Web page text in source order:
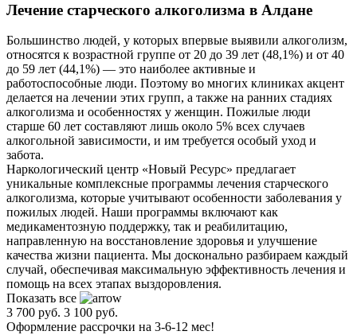
Лечение старческого алкоголизма в Алдане
Большинство людей, у которых впервые выявили алкоголизм,
относятся к возрастной группе от 20 до 39 лет (48,1%) и от 40
до 59 лет (44,1%) — это наиболее активные и
работоспособные люди. Поэтому во многих клиниках акцент
делается на лечении этих групп, а также на ранних стадиях
алкоголизма и особенностях у женщин. Пожилые люди
старше 60 лет составляют лишь около 5% всех случаев
алкогольной зависимости, и им требуется особый уход и
забота.
Наркологический центр «Новый Ресурс» предлагает
уникальные комплексные программы лечения старческого
алкоголизма, которые учитывают особенности заболевания у
пожилых людей. Наши программы включают как
медикаментозную поддержку, так и реабилитацию,
направленную на восстановление здоровья и улучшение
качества жизни пациента. Мы досконально разбираем каждый
случай, обеспечивая максимальную эффективность лечения и
помощь на всех этапах выздоровления.
Показать все
3 700 руб. 3 100 руб.
Оформление рассрочки на 3-6-12 мес!